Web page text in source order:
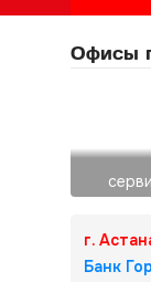
Офисы
г.
Банк